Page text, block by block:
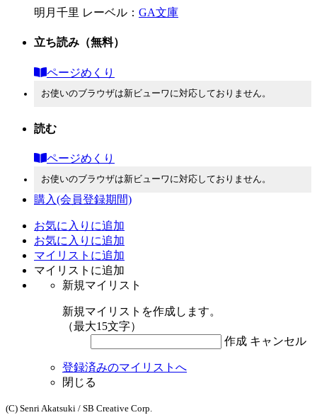
明月千里 レーベル： GA文庫
立ち読み （無料）
ページめくり
お使いのブラウザは新ビューワに対応しておりません。
読む
ページめくり
お使いのブラウザは新ビューワに対応しておりません。
購入(会員登録期間)
お気に入りに追加
お気に入りに追加
マイリストに追加
マイリストに追加
新規マイリスト
新規マイリストを作成します。
（最大15文字）
作成 キャンセル
登録済みのマイリストへ
閉じる
(C) Senri Akatsuki / SB Creative Corp.